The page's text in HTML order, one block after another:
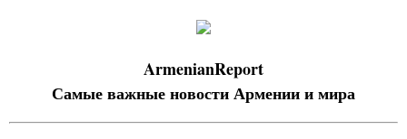
ArmenianReport
Самые важные новости Армении и мира